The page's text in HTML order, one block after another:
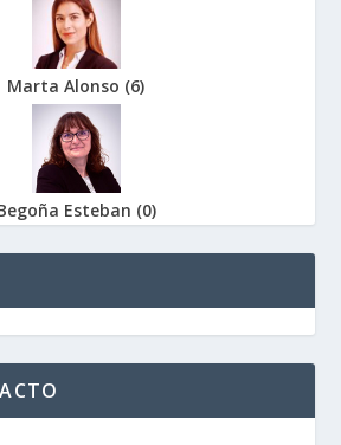
Marta Alonso (6)
Esteban (0)